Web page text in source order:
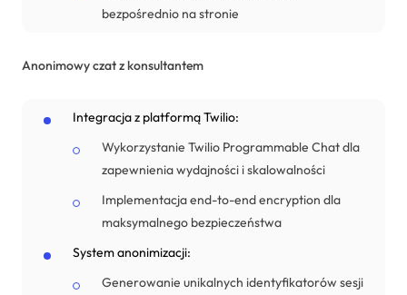
bezpośrednio na stronie
Anonimowy czat z konsultantem
Integracja z platformą Twilio:
Wykorzystanie Twilio Programmable Chat dla
zapewnienia wydajności i skalowalności
Implementacja end-to-end encryption dla
maksymalnego bezpieczeństwa
System anonimizacji:
Generowanie unikalnych identyfikatorów sesji